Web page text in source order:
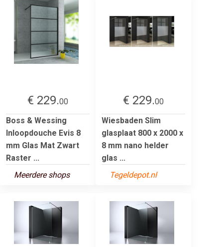
€ 229.00
Boss & Wessing
Inloopdouche Evis 8
mm Glas Mat Zwart
Raster ...
Meerdere shops
€ 229.00
Wiesbaden Slim
glasplaat 800 x 2000 x
8 mm nano helder
glas ...
Tegeldepot.nl